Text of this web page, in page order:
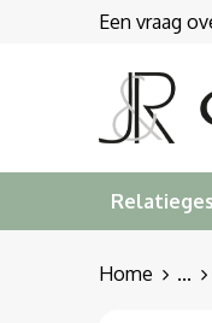
Een vraag
Home ...